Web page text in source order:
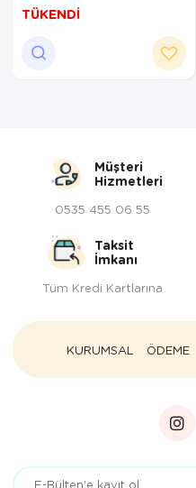
Hamster&Co 400 Gr
TÜKENDİ
Müşteri
Hizmetleri
0535 455 06 55
Taksit
İmkanı
Tüm Kredi Kartlarına
KURUMSAL ÖDEME